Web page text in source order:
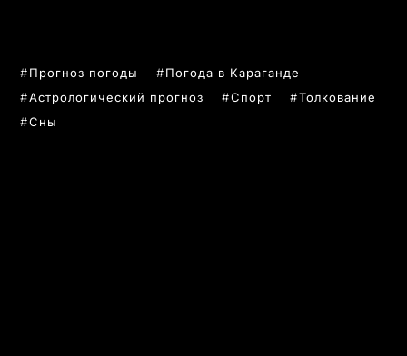
Прогноз погоды
Погода в Караганде
Астрологический прогноз
Спорт
Толкование
Сны